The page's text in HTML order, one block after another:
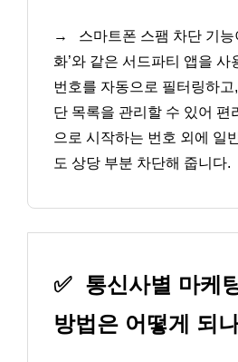
→
스마트폰 스팸 차단 기능
화’와 같은 서드파티 앱을 사
번호를 자동으로 필터링하
단 목록을 관리할 수 있어 편
으로 시작하는 번호 외에 일
도 상당 부분 차단해 줍니다.
✅ 통신사별 마케
방법은 어떻게 되